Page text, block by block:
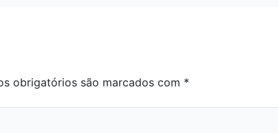
obrigatórios são marcados com *